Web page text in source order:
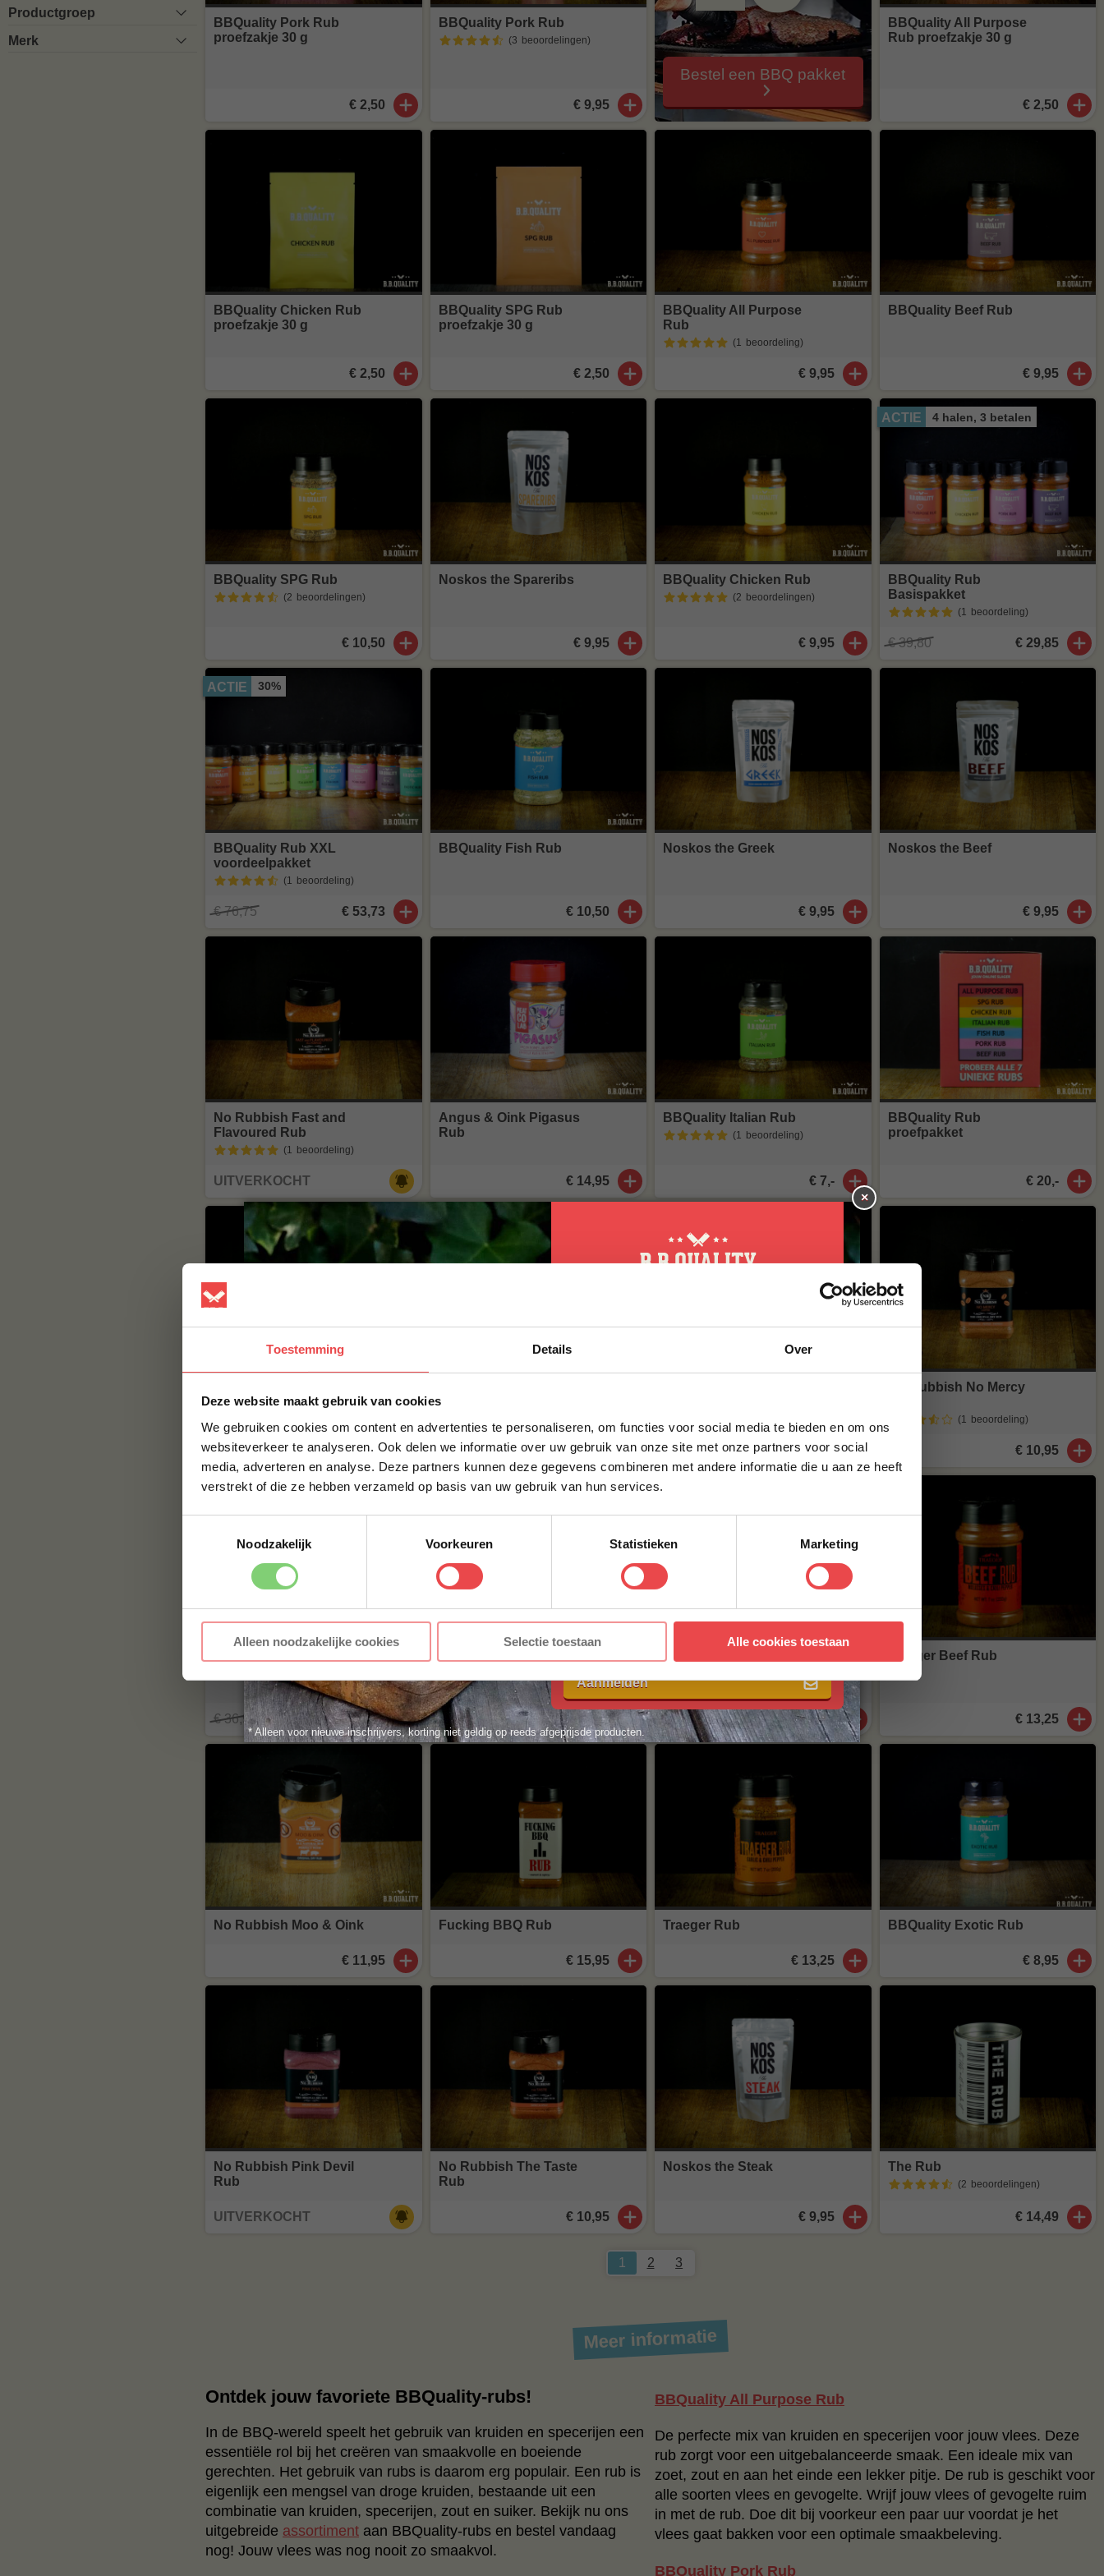
Toestemming Details Over
Deze website maakt gebruik van cookies
We gebruiken cookies om content en advertenties te personaliseren, om functies voor social media te bieden en om ons
websiteverkeer te analyseren. Ook delen we informatie over uw gebruik van onze site met onze partners voor social
media, adverteren en analyse. Deze partners kunnen deze gegevens combineren met andere informatie die u aan ze heeft
verstrekt of die ze hebben verzameld op basis van uw gebruik van hun services.
Noodzakelijk
Voorkeuren Statistieken Marketing
Alleen noodzakelijke cookies Selectie toestaan Alle cookies toestaan
Productgroep
Merk
BBQuality Pork Rub
proefzakje 30 g
€ 2,50
BBQuality Pork Rub
(3 beoordelingen)
€ 9,95
BBQuality All Purpose
Rub proefzakje 30 g
€ 2,50
BBQuality Chicken Rub
proefzakje 30 g
€ 2,50
BBQuality SPG Rub
proefzakje 30 g
€ 2,50
BBQuality All Purpose
Rub
(1 beoordeling)
€ 9,95
BBQuality Beef Rub
€ 9,95
BBQuality SPG Rub
(2 beoordelingen)
€ 10,50
Noskos the Spareribs
€ 9,95
BBQuality Chicken Rub
(2 beoordelingen)
€ 9,95
ACTIE 4 halen, 3 betalen
BBQuality Rub
Basispakket
(1 beoordeling)
€ 39,80 € 29,85
ACTIE 30%
BBQuality Rub XXL
voordeelpakket
(1 beoordeling)
€ 76,75 € 53,73
BBQuality Fish Rub
€ 10,50
Noskos the Greek
€ 9,95
Noskos the Beef
€ 9,95
No Rubbish Fast and
Flavoured Rub
(1 beoordeling)
UITVERKOCHT
Angus & Oink Pigasus
Rub
€ 14,95
BBQuality Italian Rub
(1 beoordeling)
€ 7,-
BBQuality Rub
proefpakket
€ 20,-
Pork Rub
€ 8,95
Steak Rub
€ 14,95 € 12,99
No Rubbish No Mercy
(1 beoordeling)
€ 10,95
ACTIE 4 halen, 3 betalen
€ 36,95 € 27,71
(1 beoordeling )
€ 14,95 € 17,95
Traeger Beef Rub
€ 13,25
No Rubbish Moo & Oink
€ 11,95
Fucking BBQ Rub
€ 15,95
Traeger Rub
€ 13,25
BBQuality Exotic Rub
€ 8,95
No Rubbish Pink Devil
Rub
UITVERKOCHT
No Rubbish The Taste
Rub
€ 10,95
Noskos the Steak
€ 9,95
The Rub
(2 beoordelingen)
€ 14,49
Bestel een BBQ pakket
1 2 3
Meer informatie
Ontdek jouw favoriete BBQuality-rubs!
In de BBQ-wereld speelt het gebruik van kruiden en specerijen een
essentiële rol bij het creëren van smaakvolle en boeiende
gerechten. Het gebruik van rubs is daarom erg populair. Een rub is
eigenlijk een mengsel van droge kruiden, bestaande uit een
combinatie van kruiden, specerijen, zout en suiker. Bekijk nu ons
uitgebreide assortiment aan BBQuality-rubs en bestel vandaag
nog! Jouw vlees was nog nooit zo smaakvol.
BBQuality All Purpose Rub
De perfecte mix van kruiden en specerijen voor jouw vlees. Deze
rub zorgt voor een uitgebalanceerde smaak. Een ideale mix van
zoet, zout en aan het einde een lekker pitje. De rub is geschikt voor
alle soorten vlees en gevogelte. Wrijf jouw vlees of gevogelte ruim
in met de rub. Doe dit bij voorkeur een paar uur voordat je het
vlees gaat bakken voor een optimale smaakbeleving.
BBQuality Pork Rub
×
10% korting op je
eerste bestelling*
VOORNAAM*
E-MAILADRES*
voorwaarden.
Aanmelden
* Alleen voor nieuwe inschrijvers, korting niet geldig op reeds afgeprijsde producten.